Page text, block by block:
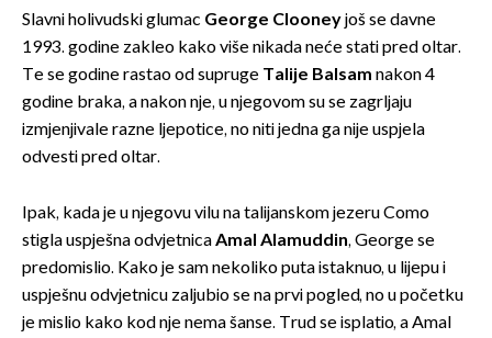
Slavni holivudski glumac George Clooneyjoš se davne
1993. godine zakleo kako više nikada neće stati pred oltar.
Te se godine rastao od supruge Talije Balsam nakon 4
godine braka, a nakon nje, u njegovom su se zagrljaju
izmjenjivale razne ljepotice, no niti jedna ga nije uspjela
odvesti pred oltar.
Ipak, kada je u njegovu vilu na talijanskom jezeru Como
stigla uspješna odvjetnicaAmal Alamuddin, George se
predomislio. Kako je sam nekoliko puta istaknuo, u lijepu i
uspješnu odvjetnicu zaljubio se na prvi pogled, no u početku
je mislio kako kod nje nema šanse. Trud se isplatio, a Amal